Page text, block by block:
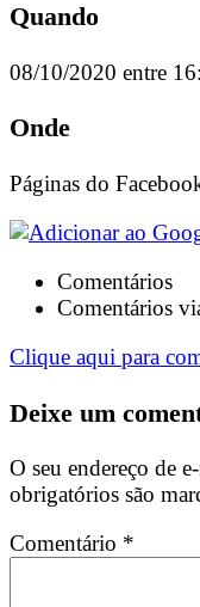
Quando
08/10/2020 entre
Onde
Páginas do
Comentários
Comentários
Clique aqui para
Deixe um
O seu endereço de
obrigatórios são
Comentário *